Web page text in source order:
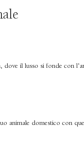
il lusso si fonde con
animale domestico con